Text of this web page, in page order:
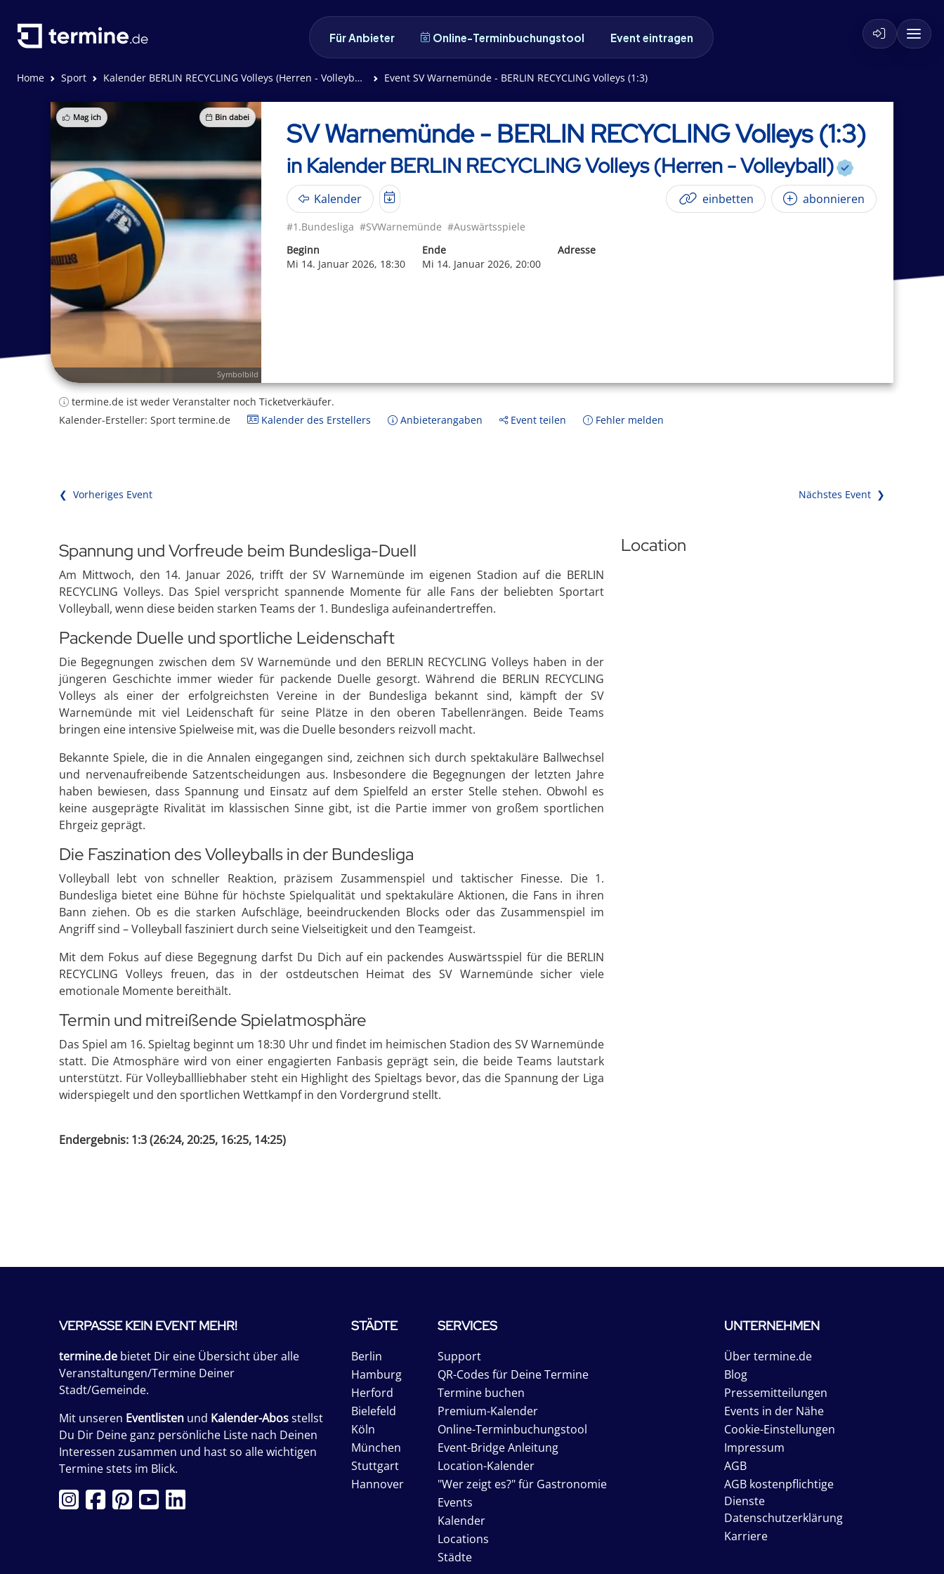
Für Anbieter Online-Terminbuchungstool Event eintragen
Home Sport Kalender BERLIN RECYCLING Volleys (Herren - Volleyball) Event SV Warnemünde - BERLIN RECYCLING Volleys (1:3)
Mag ich Bin dabei
Symbolbild
SV Warnemünde - BERLIN RECYCLING Volleys (1:3)
in Kalender BERLIN RECYCLING Volleys (Herren - Volleyball)
Kalender einbetten abonnieren
#1.Bundesliga #SVWarnemünde #Auswärtsspiele
Beginn
Mi 14. Januar 2026, 18:30
Ende
Mi 14. Januar 2026, 20:00
Adresse
termine.de ist weder Veranstalter noch Ticketverkäufer.
Kalender-Ersteller: Sport termine.de
Kalender des Erstellers Anbieterangaben Event teilen Fehler melden
❮ Vorheriges Event Nächstes Event ❯
Spannung und Vorfreude beim Bundesliga-Duell
Am Mittwoch, den 14. Januar 2026, trifft der SV Warnemünde im eigenen Stadion auf die BERLIN
RECYCLING Volleys. Das Spiel verspricht spannende Momente für alle Fans der beliebten Sportart
Volleyball, wenn diese beiden starken Teams der 1. Bundesliga aufeinandertreffen.
Packende Duelle und sportliche Leidenschaft
Die Begegnungen zwischen dem SV Warnemünde und den BERLIN RECYCLING Volleys haben in der
jüngeren Geschichte immer wieder für packende Duelle gesorgt. Während die BERLIN RECYCLING
Volleys als einer der erfolgreichsten Vereine in der Bundesliga bekannt sind, kämpft der SV
Warnemünde mit viel Leidenschaft für seine Plätze in den oberen Tabellenrängen. Beide Teams
bringen eine intensive Spielweise mit, was die Duelle besonders reizvoll macht.
Bekannte Spiele, die in die Annalen eingegangen sind, zeichnen sich durch spektakuläre Ballwechsel
und nervenaufreibende Satzentscheidungen aus. Insbesondere die Begegnungen der letzten Jahre
haben bewiesen, dass Spannung und Einsatz auf dem Spielfeld an erster Stelle stehen. Obwohl es
keine ausgeprägte Rivalität im klassischen Sinne gibt, ist die Partie immer von großem sportlichen
Ehrgeiz geprägt.
Die Faszination des Volleyballs in der Bundesliga
Volleyball lebt von schneller Reaktion, präzisem Zusammenspiel und taktischer Finesse. Die 1.
Bundesliga bietet eine Bühne für höchste Spielqualität und spektakuläre Aktionen, die Fans in ihren
Bann ziehen. Ob es die starken Aufschläge, beeindruckenden Blocks oder das Zusammenspiel im
Angriff sind – Volleyball fasziniert durch seine Vielseitigkeit und den Teamgeist.
Mit dem Fokus auf diese Begegnung darfst Du Dich auf ein packendes Auswärtsspiel für die BERLIN
RECYCLING Volleys freuen, das in der ostdeutschen Heimat des SV Warnemünde sicher viele
emotionale Momente bereithält.
Termin und mitreißende Spielatmosphäre
Das Spiel am 16. Spieltag beginnt um 18:30 Uhr und findet im heimischen Stadion des SV Warnemünde
statt. Die Atmosphäre wird von einer engagierten Fanbasis geprägt sein, die beide Teams lautstark
unterstützt. Für Volleyballliebhaber steht ein Highlight des Spieltags bevor, das die Spannung der Liga
widerspiegelt und den sportlichen Wettkampf in den Vordergrund stellt.
Endergebnis: 1:3 (26:24, 20:25, 16:25, 14:25)
Location
VERPASSE KEIN EVENT MEHR!
termine.de bietet Dir eine Übersicht über alle
Veranstaltungen/Termine Deiner
Stadt/Gemeinde.
Mit unseren Eventlisten und Kalender-Abosstellst
Du Dir Deine ganz persönliche Liste nach Deinen
Interessen zusammen und hast so alle wichtigen
Termine stets im Blick.
STÄDTE
Berlin
Hamburg
Herford
Bielefeld
Köln
München
Stuttgart
Hannover
SERVICES
Support
QR-Codes für Deine Termine
Termine buchen
Premium-Kalender
Online-Terminbuchungstool
Event-Bridge Anleitung
Location-Kalender
"Wer zeigt es?" für Gastronomie
Events
Kalender
Locations
Städte
UNTERNEHMEN
Über termine.de
Blog
Pressemitteilungen
Events in der Nähe
Cookie-Einstellungen
Impressum
AGB
AGB kostenpflichtige
Dienste
Datenschutzerklärung
Karriere